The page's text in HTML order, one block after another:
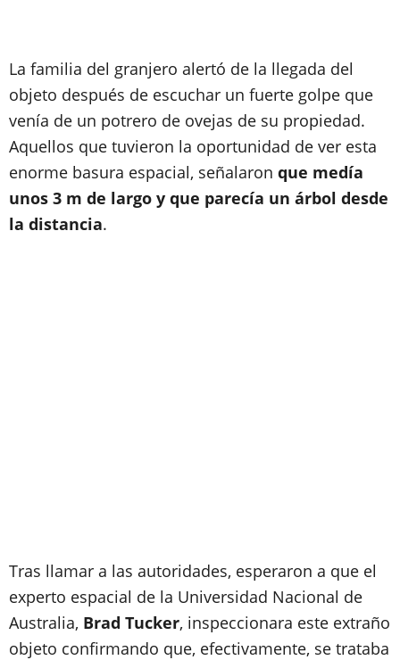
La familia del granjero alertó de la llegada del
objeto después de escuchar un fuerte golpe que
venía de un potrero de ovejas de su propiedad.
Aquellos que tuvieron la oportunidad de ver esta
enorme basura espacial, señalaron que medía
unos 3 m de largo y que parecía un árbol desde
la distancia.
Tras llamar a las autoridades, esperaron a que el
experto espacial de la Universidad Nacional de
Australia, Brad Tucker, inspeccionara este extraño
objeto confirmando que, efectivamente, se trataba